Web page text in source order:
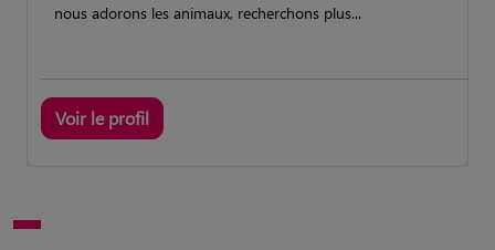
nous adorons les animaux, recherchons plus...
Voir le profil